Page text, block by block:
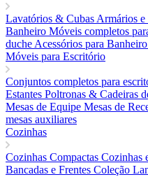
Lavatórios & Cubas Armários e
Banheiro Móveis completos
duche Acessórios para Banheiro
Móveis para Escritório
Conjuntos completos para
Estantes Poltronas & Cadeiras
Mesas de Equipe Mesas de
mesas auxiliares
Cozinhas
Cozinhas Compactas Cozinhas
Bancadas e Frentes Coleção